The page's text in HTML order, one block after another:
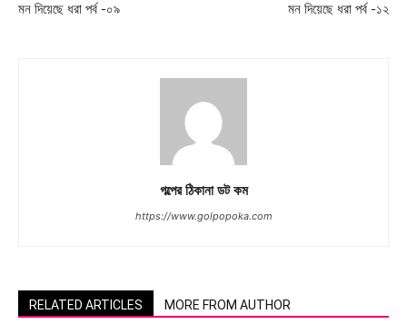
মন দিয়েছে ধরা পর্ব -০৯ মন দিয়েছে ধরা পর্ব -১২
গল্পের ঠিকানা ডট কম
https://www.golpopoka.com
RELATED ARTICLES MORE FROM AUTHOR